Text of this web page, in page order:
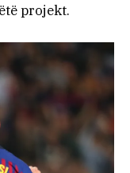
projekt.